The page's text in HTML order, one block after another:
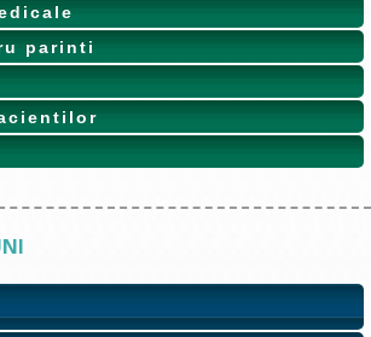
parinti